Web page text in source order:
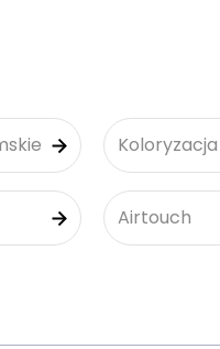
Koloryzacja
Airtouch